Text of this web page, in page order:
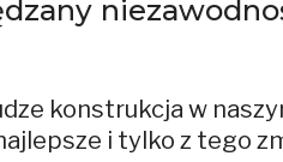
konstrukcja w
i tylko z tego